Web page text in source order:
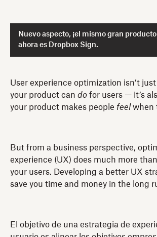
Nuevo aspecto, ¡el mismo gran
ahora es Dropbox Sign.
User experience optimization isn’t
your product can do for users — it’s
your product makes people feel when
But from a business perspective,
experience (UX) does much more
your users. Developing a better UX
save you time and money in the long
El objetivo de una estrategia de